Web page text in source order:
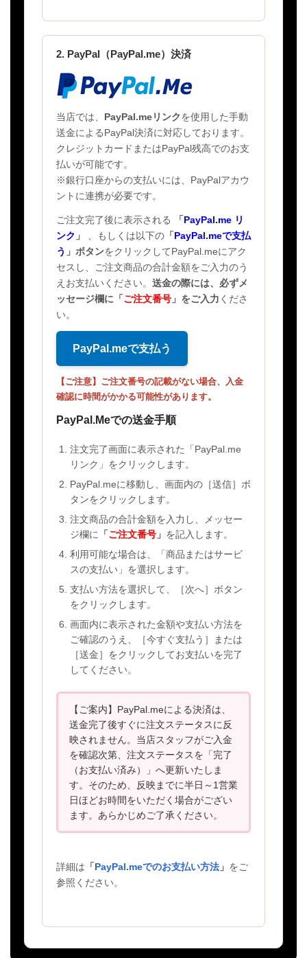
2. PayPal（PayPal.me）決済
当店では、 PayPal.meリンクを使用した手動
送金によるPayPal決済に対応しております。
クレジットカードまたはPayPal残高でのお支
払いが可能です。
※銀行口座からの支払いには、PayPalアカウ
ントに連携が必要です。
ご注文完了後に表示される 「 PayPal.me リ
ンク 」 、もしくは以下の 「 PayPal.meで支払
う 」ボタンをクリックしてPayPal.meにアク
セスし、ご注文商品の合計金額をご入力のう
えお支払いください。 送金の際には、必ずメ
ッセージ欄に 「 ご注文番号 」 をご入力 くださ
い。
PayPal.meで支払う
【ご注意】ご注文番号の記載がない場合、入金
確認に時間がかかる可能性があります。
PayPal.Meでの送金手順
注文完了画面に表示された「PayPal.me
リンク」をクリックします。
PayPal.meに移動し、画面内の［送信］ボ
タンをクリックします。
注文商品の合計金額を入力し、メッセー
ジ欄に
「 ご注文番号 」 を記入します。
利用可能な場合は、「商品またはサービ
スの支払い」を選択します。
支払い方法を選択して、［次へ］ボタン
をクリックします。
画面内に表示された金額や支払い方法を
ご確認のうえ、［今すぐ支払う］または
［送金］をクリックしてお支払いを完了
してください。
【ご案内】PayPal.meによる決済は、
送金完了後すぐに注文ステータスに反
映されません。当店スタッフがご入金
を確認次第、注文ステータスを「完了
（お支払い済み）」へ更新いたしま
す。そのため、反映までに半日～1営業
日ほどお時間をいただく場合がござい
ます。あらかじめご了承ください。
詳細は 「 PayPal.meでのお支払い方法 」 をご
参照ください。